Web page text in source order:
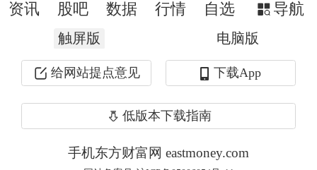
何“涉及未来数年为乌克兰承担军事支
出的举措”。他警告称，动用被冻结的
俄罗斯资产可能直接危及美国的和平努
力。
欧盟委员会则强调，战争已大幅推升能
资讯 股吧 数据 行情 自选 导航
触屏版 电脑版
给网站提点意见 下载App
低版本下载指南
手机东方财富网 eastmoney.com